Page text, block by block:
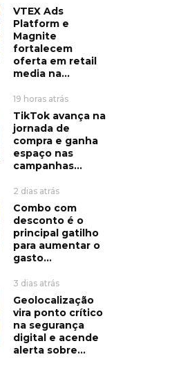
VTEX Ads
Platform e
Magnite
fortalecem
oferta em retail
media na...
19 horas atrás
TikTok avança na
jornada de
compra e ganha
espaço nas
campanhas...
2 dias atrás
Combo com
desconto é o
principal gatilho
para aumentar o
gasto...
3 dias atrás
Geolocalização
vira ponto crítico
na segurança
digital e acende
alerta sobre...